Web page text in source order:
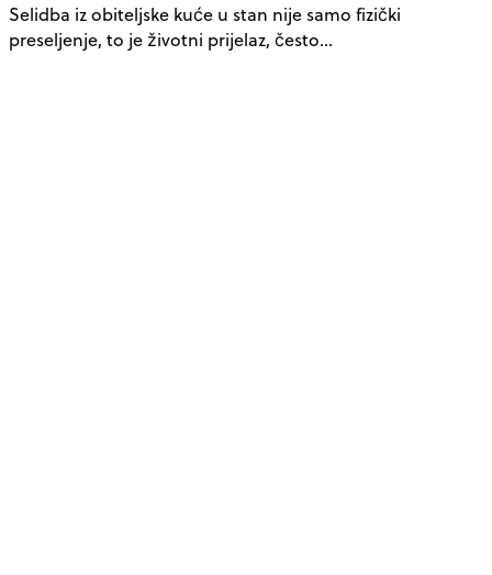
Selidba iz obiteljske kuće u stan nije samo fizički
preseljenje, to je životni prijelaz, često…